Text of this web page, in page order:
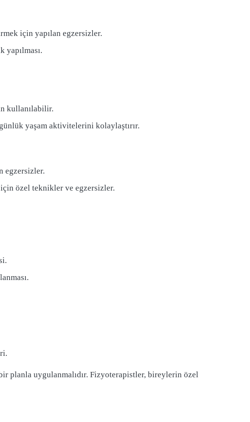
için yapılan egzersizler.
kullanılabilir.
yaşam aktivitelerini kolaylaştırır.
egzersizler.
özel teknikler ve egzersizler.
planla uygulanmalıdır. Fizyoterapistler, bireylerin özel